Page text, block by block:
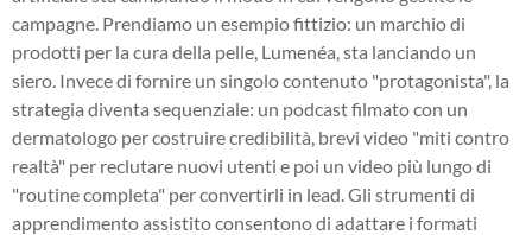
campagne. Prendiamo un esempio fittizio: un marchio di
prodotti per la cura della pelle, Lumenéa, sta lanciando un
siero. Invece di fornire un singolo contenuto "protagonista", la
strategia diventa sequenziale: un podcast filmato con un
dermatologo per costruire credibilità, brevi video "miti contro
realtà" per reclutare nuovi utenti e poi un video più lungo di
"routine completa" per convertirli in lead. Gli strumenti di
apprendimento assistito consentono di adattare i formati